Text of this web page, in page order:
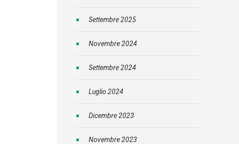
Settembre 2025
Novembre 2024
Settembre 2024
Luglio 2024
Dicembre 2023
Novembre 2023